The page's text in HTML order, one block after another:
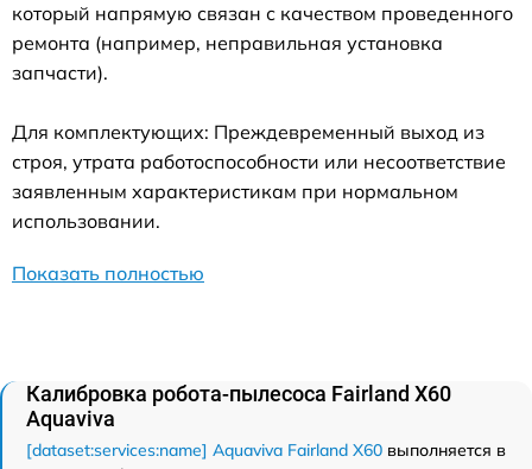
который напрямую связан с качеством проведенного
ремонта (например, неправильная установка
запчасти).
Для комплектующих: Преждевременный выход из
строя, утрата работоспособности или несоответствие
заявленным характеристикам при нормальном
использовании.
Показать полностью
Калибровка робота-пылесоса Fairland X60
Aquaviva
[dataset:services:name] Aquaviva Fairland X60 выполняется в